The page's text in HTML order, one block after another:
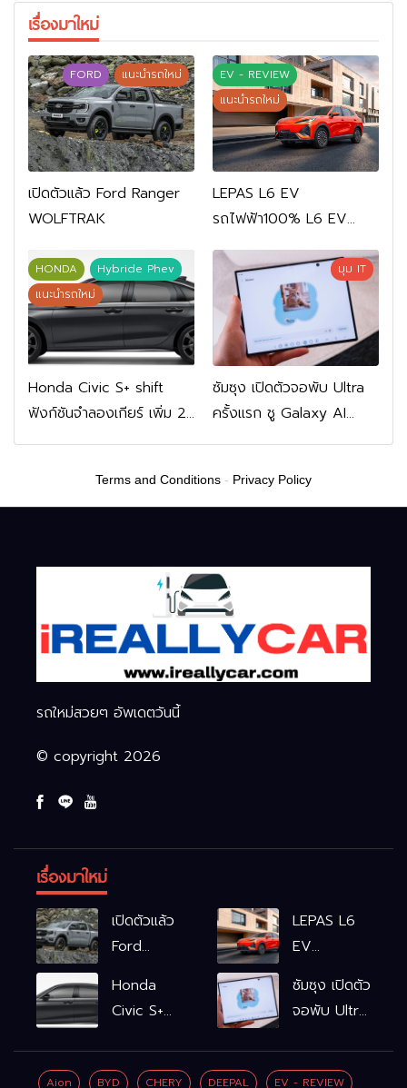
เรื่องมาใหม่
FORD แนะนำรถใหม่
เปิดตัวแล้ว Ford Ranger
WOLFTRAK
EV - REVIEW
แนะนำรถใหม่
LEPAS L6 EV
รถไฟฟ้า100% L6 EV
Comfort FWD 769,900
บาท L6 EV Premium
FWD 799,900 บาท
HONDA
Hybride Phev
แนะนำรถใหม่
Honda Civic S+ shift
ฟังก์ชันจำลองเกียร์ เพิ่ม 2
หมื่นบาท
มุม IT
ซัมซุง เปิดตัวจอพับ Ultra
ครั้งแรก ชู Galaxy AI
เชื่อมมือถือ-นาฬิกา-แว่น
Terms and Conditions - Privacy Policy
รถใหม่สวยๆ อัพเดตวันนี้
© copyright 2026
เรื่องมาใหม่
เปิดตัวแล้ว
Ford
WOLFTRAK
LEPAS L6
EV
L6 EV
Comfort
FWD
769,900
Honda
Civic S+
ซัมซุง เปิดตัว
จอพับ Ultra
Aion BYD CHERY DEEPAL EV - REVIEW